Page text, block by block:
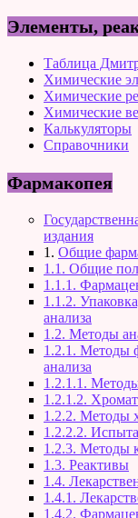
Элементы,
Таблица
Химические
Химические
Химические
Калькуляторы
Справочники
Фармакопея
издания
1. Общие
1.1. Общие
1.1.1.
1.1.2.
анализа
1.2. Методы
1.2.1. Методы
анализа
1.2.1.1.
1.2.1.2.
1.2.2. Методы
1.2.2.2.
1.2.3. Методы
1.3. Реактивы
1.4.
1.4.1.
1.4.2.